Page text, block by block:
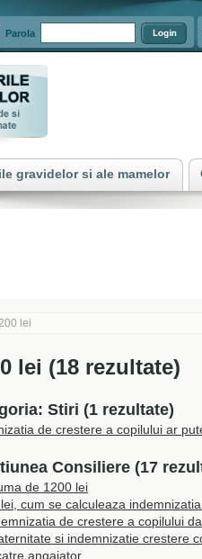
lei
lei (18 rezultate)
Stiri (1 rezultate)
de crestere a copilului ar
Consiliere (17
de 1200 lei
cum se calculeaza
de crestere a copilului
si indemnizatie crestere
angajator
Parola
gravidelor si ale mamelor